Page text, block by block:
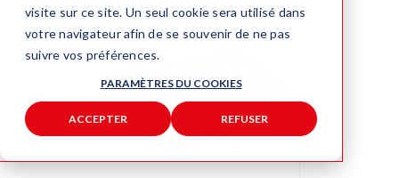
visite sur ce site. Un seul cookie sera utilisé dans
votre navigateur afin de se souvenir de ne pas
suivre vos préférences.
PARAMÈTRES DU COOKIES
ACCEPTER REFUSER